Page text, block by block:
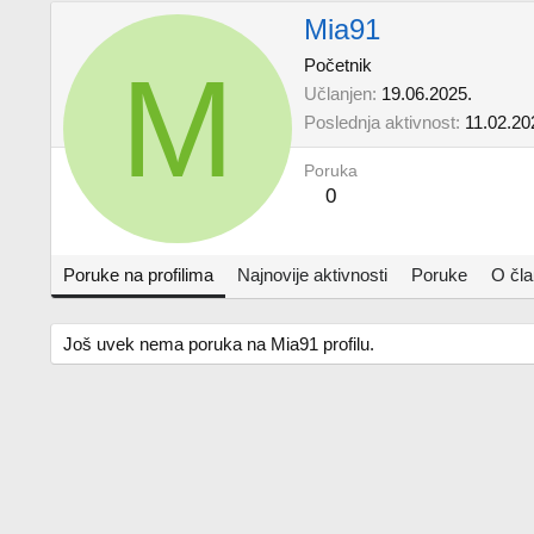
M
Mia91
Početnik
Učlanjen 19.06.2025.
Poslednja aktivnost
Poruka
0
Poruke na profilima Najnovije aktivnosti Poruke O
Još uvek nema poruka na Mia91 profilu.